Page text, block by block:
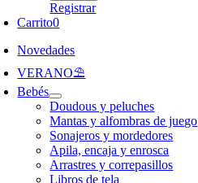
Registrar
Carrito0
Novedades
VERANO⛱️​
Bebés
Doudous y peluches
Mantas y alfombras de juego
Sonajeros y mordedores
Apila, encaja y enrosca
Arrastres y correpasillos
Libros de tela